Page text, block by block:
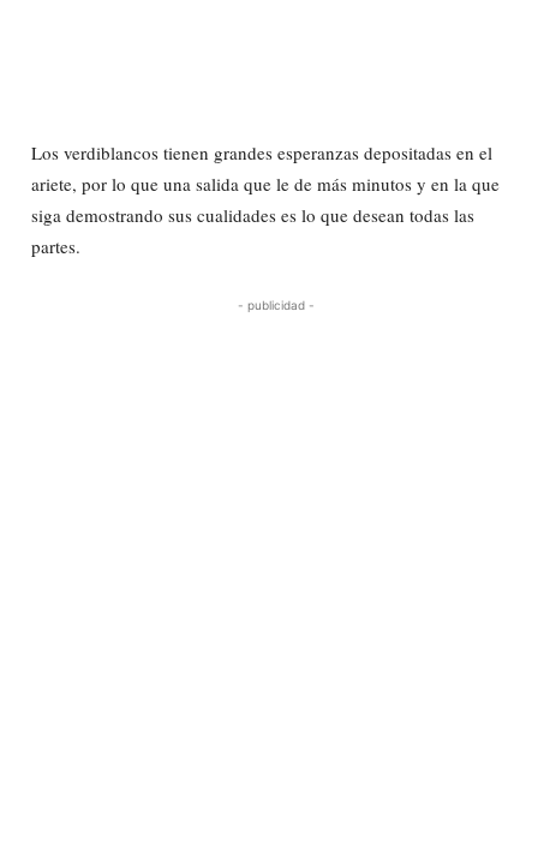
Los verdiblancos tienen grandes esperanzas depositadas en el
ariete, por lo que una salida que le de más minutos y en la que
siga demostrando sus cualidades es lo que desean todas las
partes.
- publicidad -